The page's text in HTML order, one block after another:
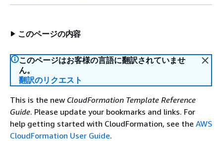
このページの内容
このページはお客様の言語に翻訳されていませ
ん。
翻訳のリクエスト
This is the new CloudFormation Template Reference
Guide. Please update your bookmarks and links. For
help getting started with CloudFormation, see the AWS
CloudFormation User Guide.